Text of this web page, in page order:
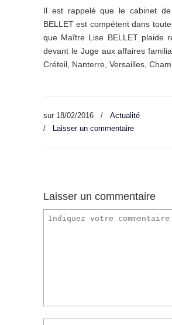
Il est rappelé que le cabinet
BELLET est compétent dans
que Maître Lise BELLET plaide
devant le Juge aux affaires
Créteil, Nanterre, Versailles,
sur 18/02/2016 /
Actualité
/
Laisser un commentaire
Laisser un commentaire